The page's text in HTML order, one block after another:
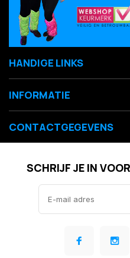
HANDIGE LINKS
INFORMATIE
CONTACTGEGEVENS
SCHRIJF JE IN